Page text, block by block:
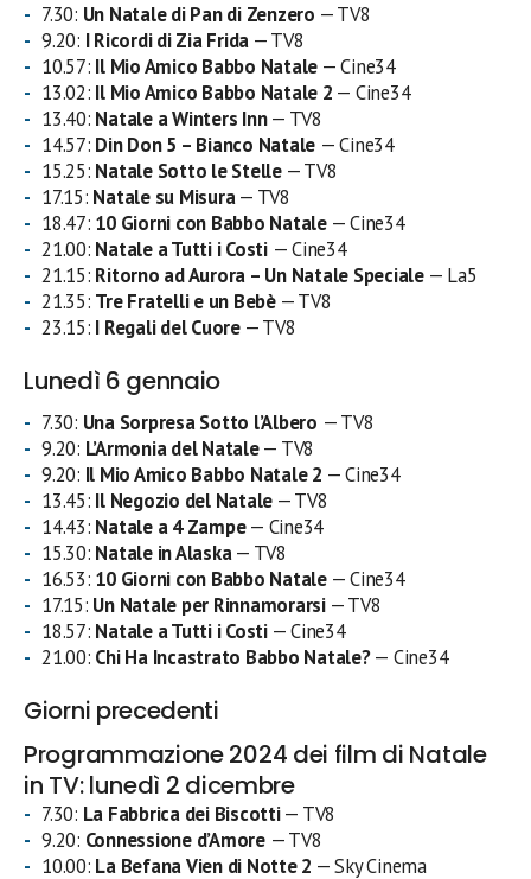
7.30: Un Natale di Pan di Zenzero — TV8
9.20: I Ricordi di Zia Frida — TV8
10.57: Il Mio Amico Babbo Natale — Cine34
13.02: Il Mio Amico Babbo Natale 2 — Cine34
13.40: Natale a Winters Inn— TV8
14.57: Din Don 5 – Bianco Natale — Cine34
15.25: Natale Sotto le Stelle— TV8
17.15: Natale su Misura— TV8
18.47: 10 Giorni con Babbo Natale— Cine34
21.00: Natale a Tutti i Costi — Cine34
21.15: Ritorno ad Aurora – Un Natale Speciale— La5
21.35: Tre Fratelli e un Bebè— TV8
23.15: I Regali del Cuore— TV8
Lunedì 6 gennaio
7.30: Una Sorpresa Sotto l’Albero — TV8
9.20: L’Armonia del Natale— TV8
9.20: Il Mio Amico Babbo Natale 2 — Cine34
13.45: Il Negozio del Natale — TV8
14.43: Natale a 4 Zampe— Cine34
15.30: Natale in Alaska— TV8
16.53: 10 Giorni con Babbo Natale— Cine34
17.15: Un Natale per Rinnamorarsi— TV8
18.57: Natale a Tutti i Costi— Cine34
21.00: Chi Ha Incastrato Babbo Natale?— Cine34
Giorni precedenti
Programmazione 2024 dei film di Natale
in TV: lunedì 2 dicembre
7.30: La Fabbrica dei Biscotti— TV8
9.20: Connessione d’Amore — TV8
10.00: La Befana Vien di Notte 2 — Sky Cinema